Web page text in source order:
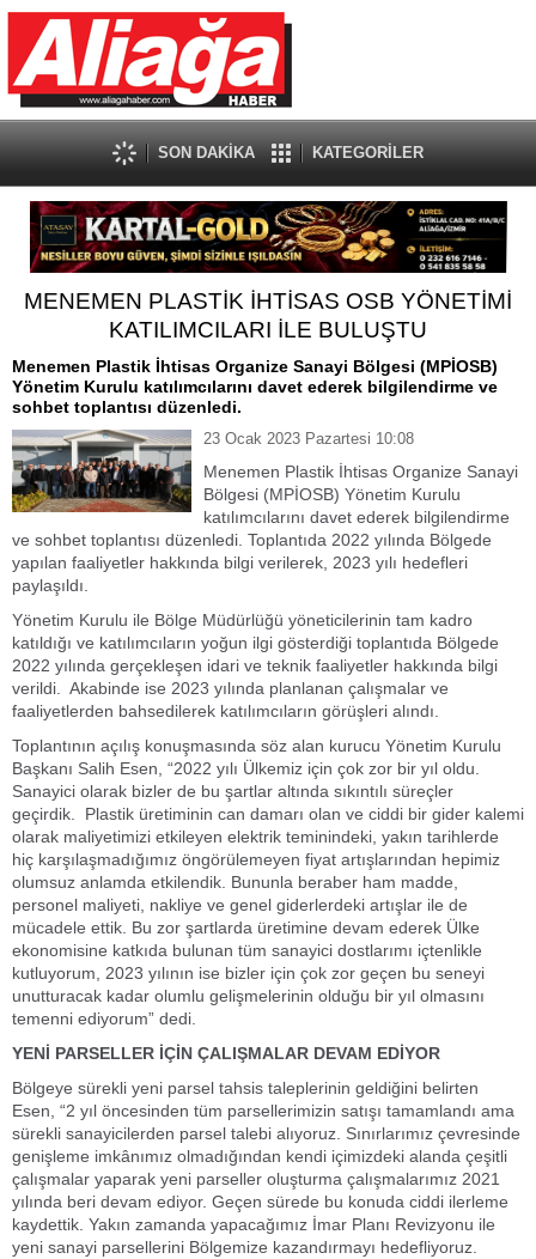
SON DAKİKA KATEGORİLER
MENEMEN PLASTİK İHTİSAS OSB YÖNETİMİ
KATILIMCILARI İLE BULUŞTU
Menemen Plastik İhtisas Organize Sanayi Bölgesi (MPİOSB)
Yönetim Kurulu katılımcılarını davet ederek bilgilendirme ve
sohbet toplantısı düzenledi.
23 Ocak 2023 Pazartesi 10:08
Menemen Plastik İhtisas Organize Sanayi
Bölgesi (MPİOSB) Yönetim Kurulu
katılımcılarını davet ederek bilgilendirme
ve sohbet toplantısı düzenledi. Toplantıda 2022 yılında Bölgede
yapılan faaliyetler hakkında bilgi verilerek, 2023 yılı hedefleri
paylaşıldı.
Yönetim Kurulu ile Bölge Müdürlüğü yöneticilerinin tam kadro
katıldığı ve katılımcıların yoğun ilgi gösterdiği toplantıda Bölgede
2022 yılında gerçekleşen idari ve teknik faaliyetler hakkında bilgi
verildi. Akabinde ise 2023 yılında planlanan çalışmalar ve
faaliyetlerden bahsedilerek katılımcıların görüşleri alındı.
Toplantının açılış konuşmasında söz alan kurucu Yönetim Kurulu
Başkanı Salih Esen, “2022 yılı Ülkemiz için çok zor bir yıl oldu.
Sanayici olarak bizler de bu şartlar altında sıkıntılı süreçler
geçirdik. Plastik üretiminin can damarı olan ve ciddi bir gider kalemi
olarak maliyetimizi etkileyen elektrik teminindeki, yakın tarihlerde
hiç karşılaşmadığımız öngörülemeyen fiyat artışlarından hepimiz
olumsuz anlamda etkilendik. Bununla beraber ham madde,
personel maliyeti, nakliye ve genel giderlerdeki artışlar ile de
mücadele ettik. Bu zor şartlarda üretimine devam ederek Ülke
ekonomisine katkıda bulunan tüm sanayici dostlarımı içtenlikle
kutluyorum, 2023 yılının ise bizler için çok zor geçen bu seneyi
unutturacak kadar olumlu gelişmelerinin olduğu bir yıl olmasını
temenni ediyorum” dedi.
YENİ PARSELLER İÇİN ÇALIŞMALAR DEVAM EDİYOR
Bölgeye sürekli yeni parsel tahsis taleplerinin geldiğini belirten
Esen, “2 yıl öncesinden tüm parsellerimizin satışı tamamlandı ama
sürekli sanayicilerden parsel talebi alıyoruz. Sınırlarımız çevresinde
genişleme imkânımız olmadığından kendi içimizdeki alanda çeşitli
çalışmalar yaparak yeni parseller oluşturma çalışmalarımız 2021
yılında beri devam ediyor. Geçen sürede bu konuda ciddi ilerleme
kaydettik. Yakın zamanda yapacağımız İmar Planı Revizyonu ile
yeni sanayi parsellerini Bölgemize kazandırmayı hedefliyoruz.